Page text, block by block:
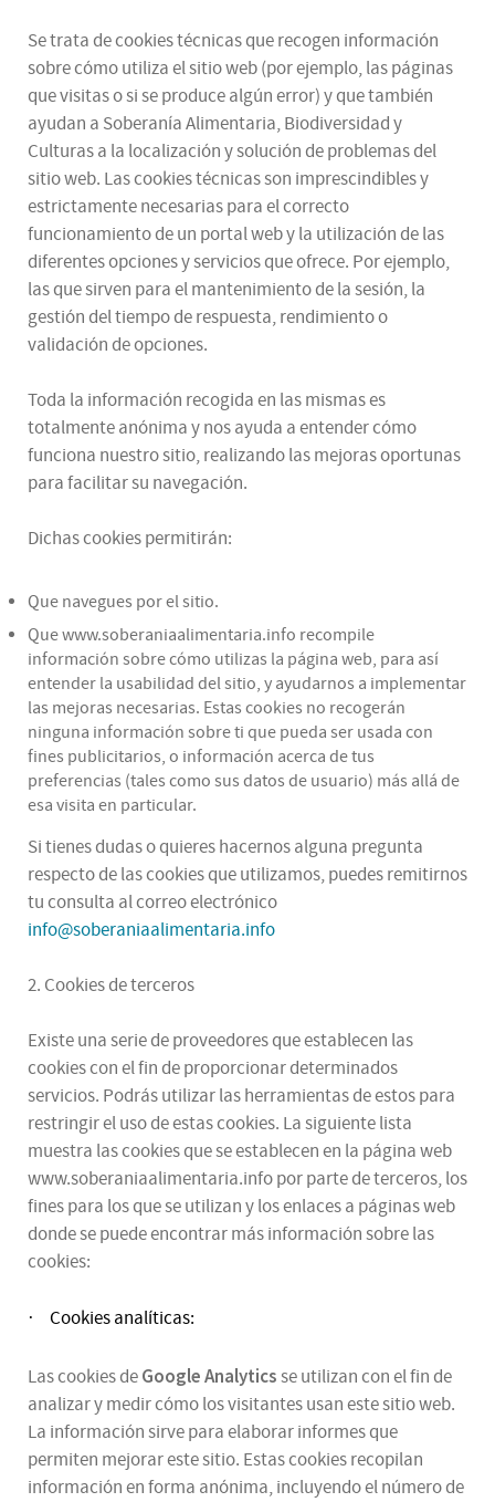
Se trata de cookies técnicas que recogen información
sobre cómo utiliza el sitio web (por ejemplo, las páginas
que visitas o si se produce algún error) y que también
ayudan a Soberanía Alimentaria, Biodiversidad y
Culturas a la localización y solución de problemas del
sitio web. Las cookies técnicas son imprescindibles y
estrictamente necesarias para el correcto
funcionamiento de un portal web y la utilización de las
diferentes opciones y servicios que ofrece. Por ejemplo,
las que sirven para el mantenimiento de la sesión, la
gestión del tiempo de respuesta, rendimiento o
validación de opciones.
Toda la información recogida en las mismas es
totalmente anónima y nos ayuda a entender cómo
funciona nuestro sitio, realizando las mejoras oportunas
para facilitar su navegación.
Dichas cookies permitirán:
Que navegues por el sitio.
Que www.soberaniaalimentaria.info recompile
información sobre cómo utilizas la página web, para así
entender la usabilidad del sitio, y ayudarnos a implementar
las mejoras necesarias. Estas cookies no recogerán
ninguna información sobre ti que pueda ser usada con
fines publicitarios, o información acerca de tus
preferencias (tales como sus datos de usuario) más allá de
esa visita en particular.
Si tienes dudas o quieres hacernos alguna pregunta
respecto de las cookies que utilizamos, puedes remitirnos
tu consulta al correo electrónico
info@soberaniaalimentaria.info
2. Cookies de terceros
Existe una serie de proveedores que establecen las
cookies con el fin de proporcionar determinados
servicios. Podrás utilizar las herramientas de estos para
restringir el uso de estas cookies. La siguiente lista
muestra las cookies que se establecen en la página web
www.soberaniaalimentaria.info por parte de terceros, los
fines para los que se utilizan y los enlaces a páginas web
donde se puede encontrar más información sobre las
cookies:
· Cookies analíticas:
Las cookies deGoogle Analyticsse utilizan con el fin de
analizar y medir cómo los visitantes usan este sitio web.
La información sirve para elaborar informes que
permiten mejorar este sitio. Estas cookies recopilan
información en forma anónima, incluyendo el número de